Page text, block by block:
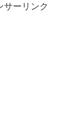
サーリンク